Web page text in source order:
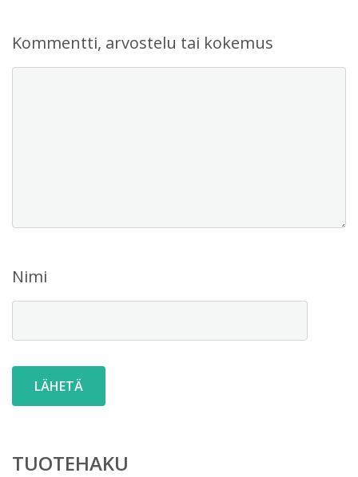
Kommentti, arvostelu tai kokemus
Nimi
TUOTEHAKU